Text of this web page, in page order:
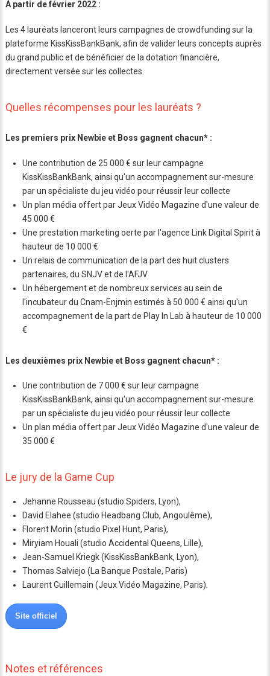
À partir de février 2022 :
Les 4 lauréats lanceront leurs campagnes de crowdfunding sur la
plateforme KissKissBankBank, afin de valider leurs concepts auprès
du grand public et de bénéficier de la dotation financière,
directement versée sur les collectes.
Quelles récompenses pour les lauréats ?
Les premiers prix Newbie et Boss gagnent chacun* :
Une contribution de 25 000 € sur leur campagne
KissKissBankBank, ainsi qu'un accompagnement sur-mesure
par un spécialiste du jeu vidéo pour réussir leur collecte
Un plan média offert par Jeux Vidéo Magazine d'une valeur de
45 000 €
Une prestation marketing oerte par l'agence Link Digital Spirit à
hauteur de 10 000 €
Un relais de communication de la part des huit clusters
partenaires, du SNJV et de l'AFJV
Un hébergement et de nombreux services au sein de
l'incubateur du Cnam-Enjmin estimés à 50 000 € ainsi qu'un
accompagnement de la part de Play In Lab à hauteur de 10 000
€
Les deuxièmes prix Newbie et Boss gagnent chacun* :
Une contribution de 7 000 € sur leur campagne
KissKissBankBank, ainsi qu'un accompagnement sur-mesure
par un spécialiste du jeu vidéo pour réussir leur collecte
Un plan média offert par Jeux Vidéo Magazine d'une valeur de
35 000 €
Le jury de la Game Cup
Jehanne Rousseau (studio Spiders, Lyon),
David Elahee (studio Headbang Club, Angoulême),
Florent Morin (studio Pixel Hunt, Paris),
Miryiam Houali (studio Accidental Queens, Lille),
Jean-Samuel Kriegk (KissKissBankBank, Lyon),
Thomas Salviejo (La Banque Postale, Paris)
Laurent Guillemain (Jeux Vidéo Magazine, Paris).
Site officiel
Notes et références